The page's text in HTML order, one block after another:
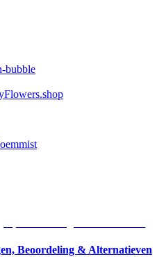
bubble
Beoordeling & Alternatieven